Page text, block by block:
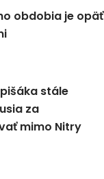
obdobia je opäť
stále
za
mimo Nitry